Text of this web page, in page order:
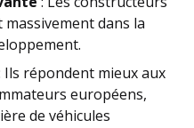
dans la
Ils répondent mieux aux
européens,
de véhicules